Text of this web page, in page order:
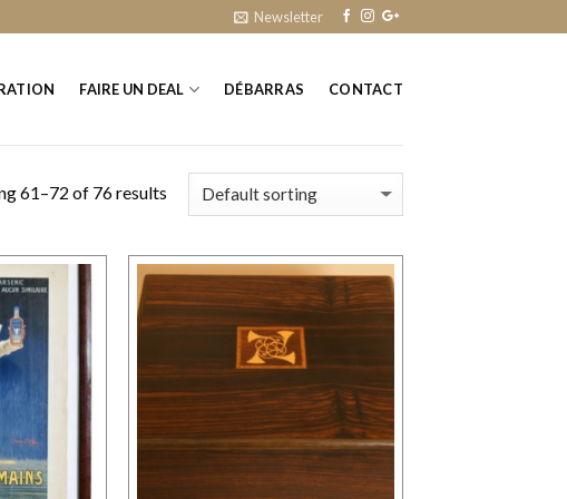
Newsletter
FAIRE UN DEAL DÉBARRAS CONTACT
61–72 of 76 results